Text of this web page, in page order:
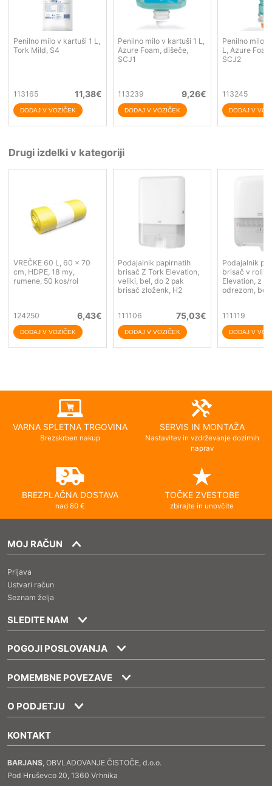
Penilno milo v kartuši 1 L,
Tork Mild, S4
113165 11,38€
Penilno milo v kartuši 1 L,
Azure Foam, dišeče,
SCJ1
113239 9,26€
Penilno milo v
L, Azure
SCJ2
113245
Drugi izdelki v kategoriji
VREČKE 60 L, 60 x 70
cm, HDPE, 18 my,
rumene, 50 kos/rol
124250 6,43€
Podajalnik papirnatih
brisač Z Tork Elevation,
veliki, bel, do 2 pak
brisač zloženk, H2
111106 75,03€
Podajalnik
brisač v roli
Elevation, z
odrezom, bel,
111119
VARNA SPLETNA TRGOVINA
Brezskrben nakup
SERVIS IN MONTAŽA
Nastavitev in vzdrževanje dozirnih
naprav
BREZPLAČNA DOSTAVA
nad 80 €
TOČKE ZVESTOBE
zbirajte in unovčite
MOJ RAČUN
Prijava
Ustvari račun
Seznam želja
SLEDITE NAM
POGOJI POSLOVANJA
POMEMBNE POVEZAVE
O PODJETJU
KONTAKT
BARJANS, OBVLADOVANJE ČISTOČE, d.o.o.
Pod Hruševco 20, 1360 Vrhnika